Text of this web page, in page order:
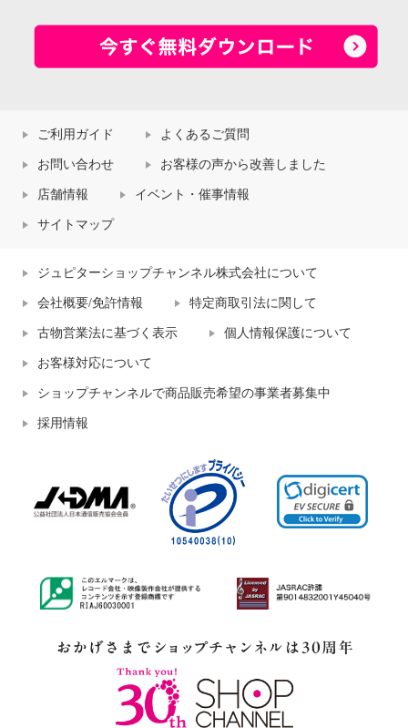
ご利用ガイド よくあるご質問
お問い合わせ お客様の声から改善しました
店舗情報 イベント・催事情報
サイトマップ
ジュピターショップチャンネル株式会社について
会社概要/免許情報 特定商取引法に関して
古物営業法に基づく表示 個人情報保護について
お客様対応について
ショップチャンネルで商品販売希望の事業者募集中
採用情報